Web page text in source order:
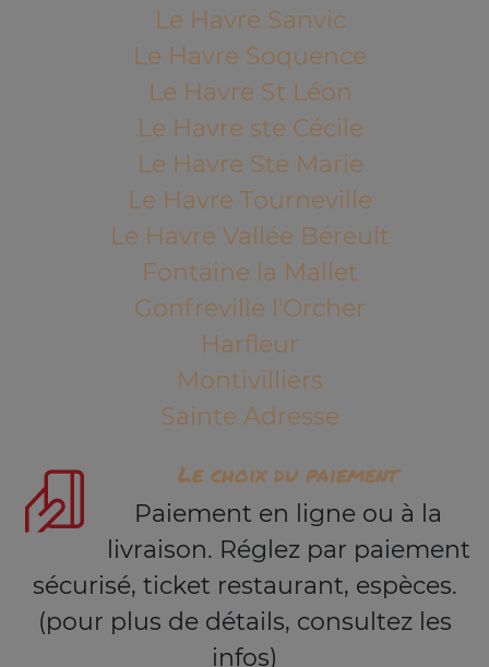
Le Havre Sanvic
Le Havre Soquence
Le Havre St Léon
Le Havre ste Cécile
Le Havre Ste Marie
Le Havre Tourneville
Le Havre Vallée Béreult
Fontaine la Mallet
Gonfreville l'Orcher
Harfleur
Montivilliers
Sainte Adresse
Le choix du paiement
Paiement en ligne ou à la
livraison. Réglez par paiement
sécurisé, ticket restaurant, espèces.
(pour plus de détails, consultez les
infos)